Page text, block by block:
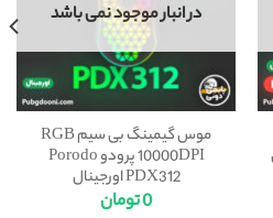
در انبار موجود نمی باشد
موس گیمینگ بی سیم RGB
10000DPI پرودو Porodo
PDX312 اورجینال
0تومان